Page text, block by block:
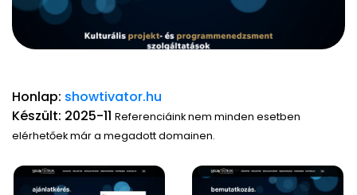
Honlap: showtivator.hu
Készült: 2025-11 Referenciáink nem minden esetben
elérhetőek már a megadott domainen.